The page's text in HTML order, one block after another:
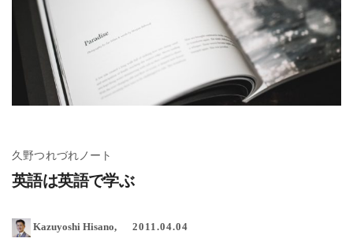
久野つれづれノート
英語は英語で学ぶ
Kazuyoshi Hisano 2011.04.04